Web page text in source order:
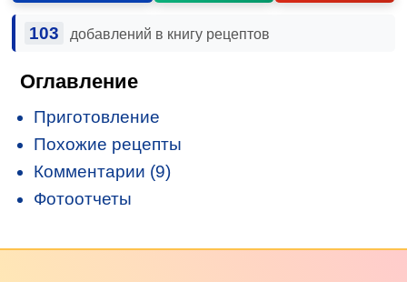
103 добавлений в книгу рецептов
Оглавление
Приготовление
Похожие рецепты
Комментарии (9)
Фотоотчеты